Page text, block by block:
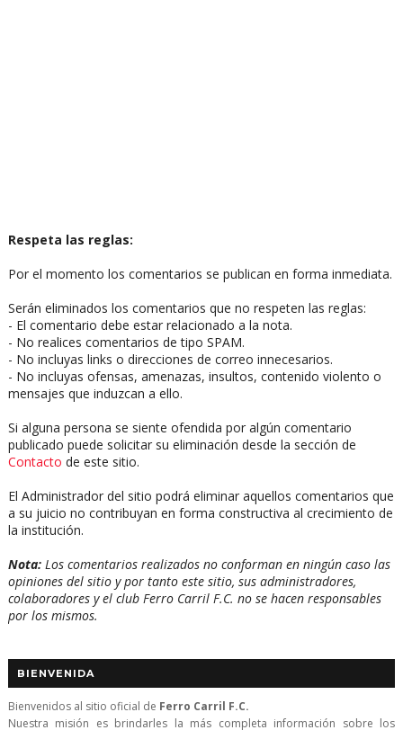
Respeta las reglas:
Por el momento los comentarios se publican en forma inmediata.
Serán eliminados los comentarios que no respeten las reglas:
- El comentario debe estar relacionado a la nota.
- No realices comentarios de tipo SPAM.
- No incluyas links o direcciones de correo innecesarios.
- No incluyas ofensas, amenazas, insultos, contenido violento o
mensajes que induzcan a ello.
Si alguna persona se siente ofendida por algún comentario
publicado puede solicitar su eliminación desde la sección de
Contacto de este sitio.
El Administrador del sitio podrá eliminar aquellos comentarios que
a su juicio no contribuyan en forma constructiva al crecimiento de
la institución.
Nota:Los comentarios realizados no conforman en ningún caso las
opiniones del sitio y por tanto este sitio, sus administradores,
colaboradores y el club Ferro Carril F.C. no se hacen responsables
por los mismos.
BIENVENIDA
Bienvenidos al sitio oficial de Ferro Carril F.C.
Nuestra misión es brindarles la más completa información sobre los